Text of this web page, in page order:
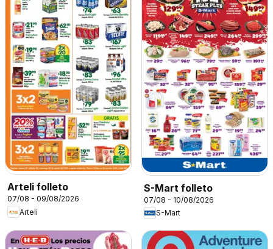
Arteli folleto
07/08 - 09/08/2026
Arteli
S-Mart folleto
07/08 - 10/08/2026
S-Mart